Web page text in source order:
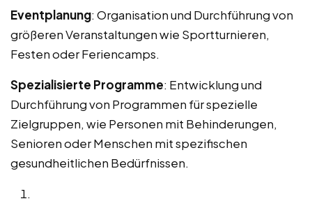
Eventplanung: Organisation und Durchführung von
größeren Veranstaltungen wie Sportturnieren,
Festen oder Feriencamps.
Spezialisierte Programme: Entwicklung und
Durchführung von Programmen für spezielle
Zielgruppen, wie Personen mit Behinderungen,
Senioren oder Menschen mit spezifischen
gesundheitlichen Bedürfnissen.